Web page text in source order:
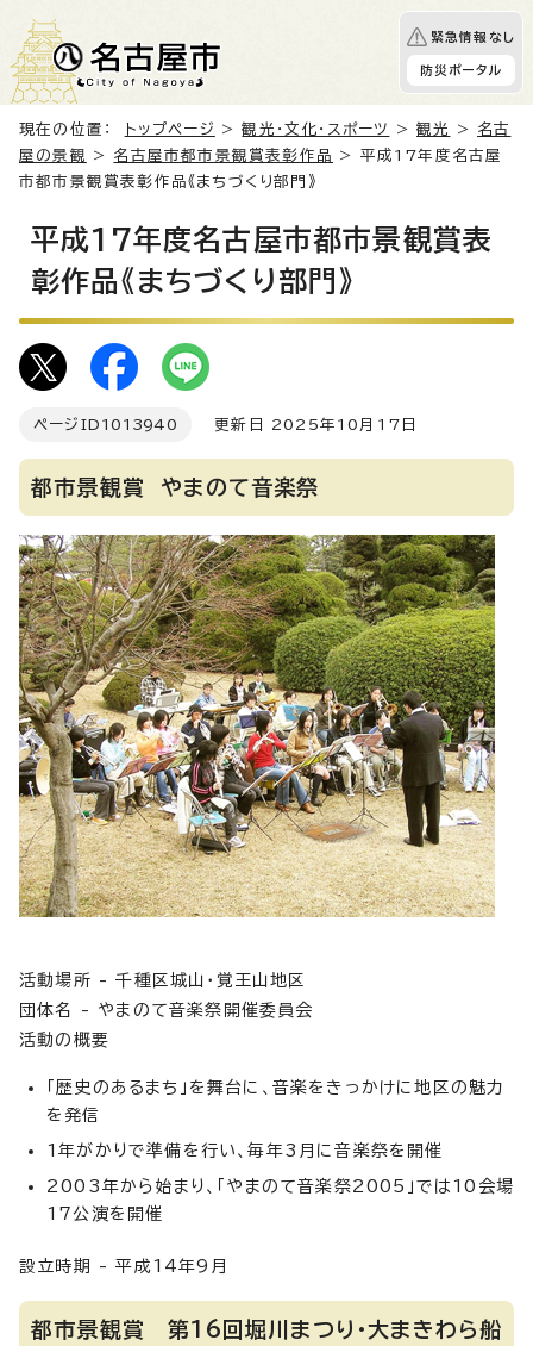
緊急情報なし
防災ポータル
現在の位置： トップページ >観光・文化・スポーツ >観光 > 名古
屋の景観
> 名古屋市都市景観賞表彰作品
> 平成17年度名古屋
市都市景観賞表彰作品《まちづくり部門》
平成17年度名古屋市都市景観賞表
彰作品《まちづくり部門》
ページID 1013940 更新日 2025年10月17日
都市景観賞 やまのて音楽祭
活動場所 - 千種区城山・覚王山地区
団体名 - やまのて音楽祭開催委員会
活動の概要
「歴史のあるまち」を舞台に、音楽をきっかけに地区の魅力
を発信
1年がかりで準備を行い、毎年3月に音楽祭を開催
2003年から始まり、「やまのて音楽祭2005」では10会場
17公演を開催
設立時期 - 平成14年9月
都市景観賞 第16回堀川まつり・大まきわら船